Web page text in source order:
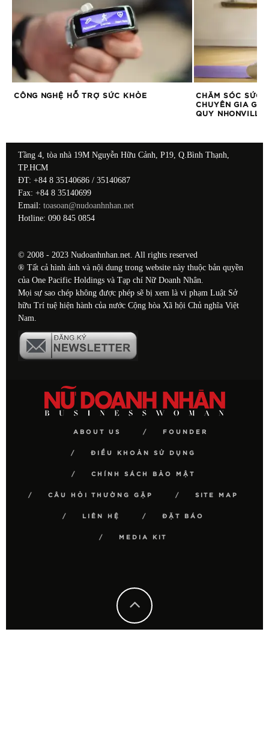
CÔNG NGHỆ HỖ TRỢ SỨC KHỎE
CHĂM SÓC SỨC
CHUYÊN GIA
QUY
Tầng 4, tòa nhà 19M Nguyễn Hữu Cảnh, P19, Q.Bình Thạnh,
TP.HCM
ĐT: +84 8 35140686 / 35140687
Fax: +84 8 35140699
Email: toasoan@nudoanhnhan.net
Hotline: 090 845 0854
© 2008 - 2023 Nudoanhnhan.net. All rights reserved
® Tất cả hình ảnh và nội dung trong website này thuộc bản quyền
của One Pacific Holdings và Tạp chí Nữ Doanh Nhân.
Mọi sự sao chép không được phép sẽ bị xem là vi phạm Luật Sở
hữu Trí tuệ hiện hành của nước Cộng hòa Xã hội Chủ nghĩa Việt
Nam.
ABOUT US FOUNDER
ĐIỀU KHOẢN SỬ DỤNG
CHÍNH SÁCH BẢO MẬT
CÂU HỎI THƯỜNG GẶP SITE MAP
LIÊN HỆ ĐẶT BÁO
MEDIA KIT